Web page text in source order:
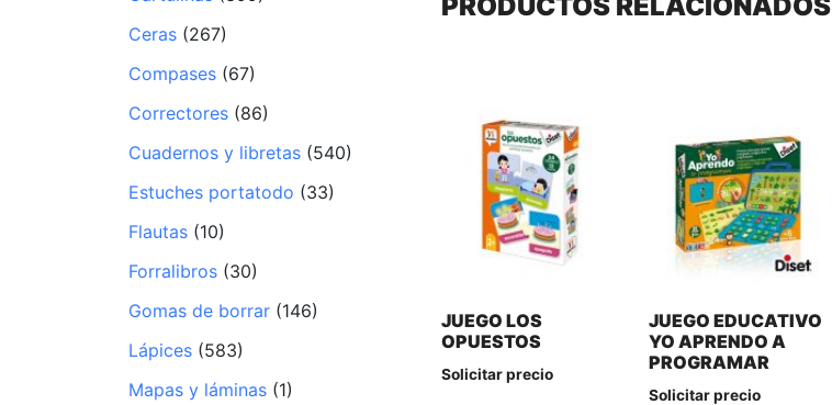
Ceras (267)
Compases (67)
Correctores (86)
Cuadernos y libretas (540)
Estuches portatodo (33)
Flautas (10)
Forralibros (30)
Gomas de borrar (146)
Lápices (583)
Mapas y láminas (1)
JUEGO LOS
OPUESTOS
Solicitar precio
JUEGO EDUCATIVO
YO APRENDO A
PROGRAMAR
Solicitar precio